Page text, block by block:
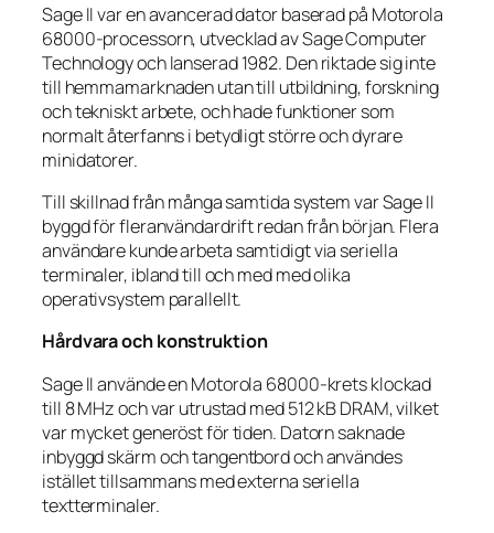
Sage II var en avancerad dator baserad på Motorola
68000-processorn, utvecklad av Sage Computer
Technology och lanserad 1982. Den riktade sig inte
till hemmamarknaden utan till utbildning, forskning
och tekniskt arbete, och hade funktioner som
normalt återfanns i betydligt större och dyrare
minidatorer.
Till skillnad från många samtida system var Sage II
byggd för fleranvändardrift redan från början. Flera
användare kunde arbeta samtidigt via seriella
terminaler, ibland till och med med olika
operativsystem parallellt.
Hårdvara och konstruktion
Sage II använde en Motorola 68000-krets klockad
till 8 MHz och var utrustad med 512 kB DRAM, vilket
var mycket generöst för tiden. Datorn saknade
inbyggd skärm och tangentbord och användes
istället tillsammans med externa seriella
textterminaler.